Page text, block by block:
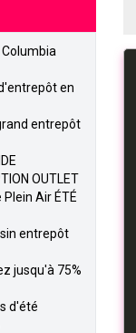
en
entrepôt
OUTLET
Plein Air ÉTÉ
entrepôt
jusqu'à 75%
d'été